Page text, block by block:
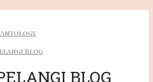
Antology
Blog